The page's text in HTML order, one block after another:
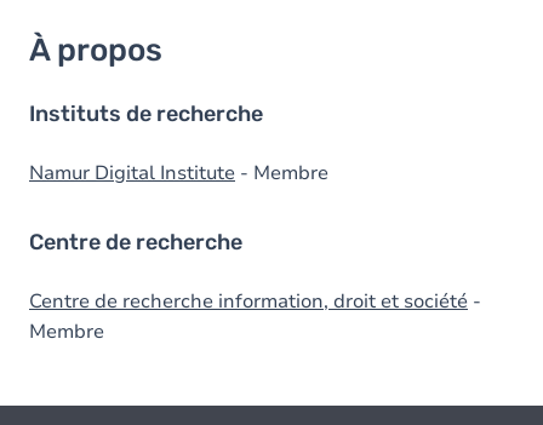
À propos
Instituts de recherche
Namur Digital Institute - Membre
Centre de recherche
Centre de recherche information, droit et société -
Membre